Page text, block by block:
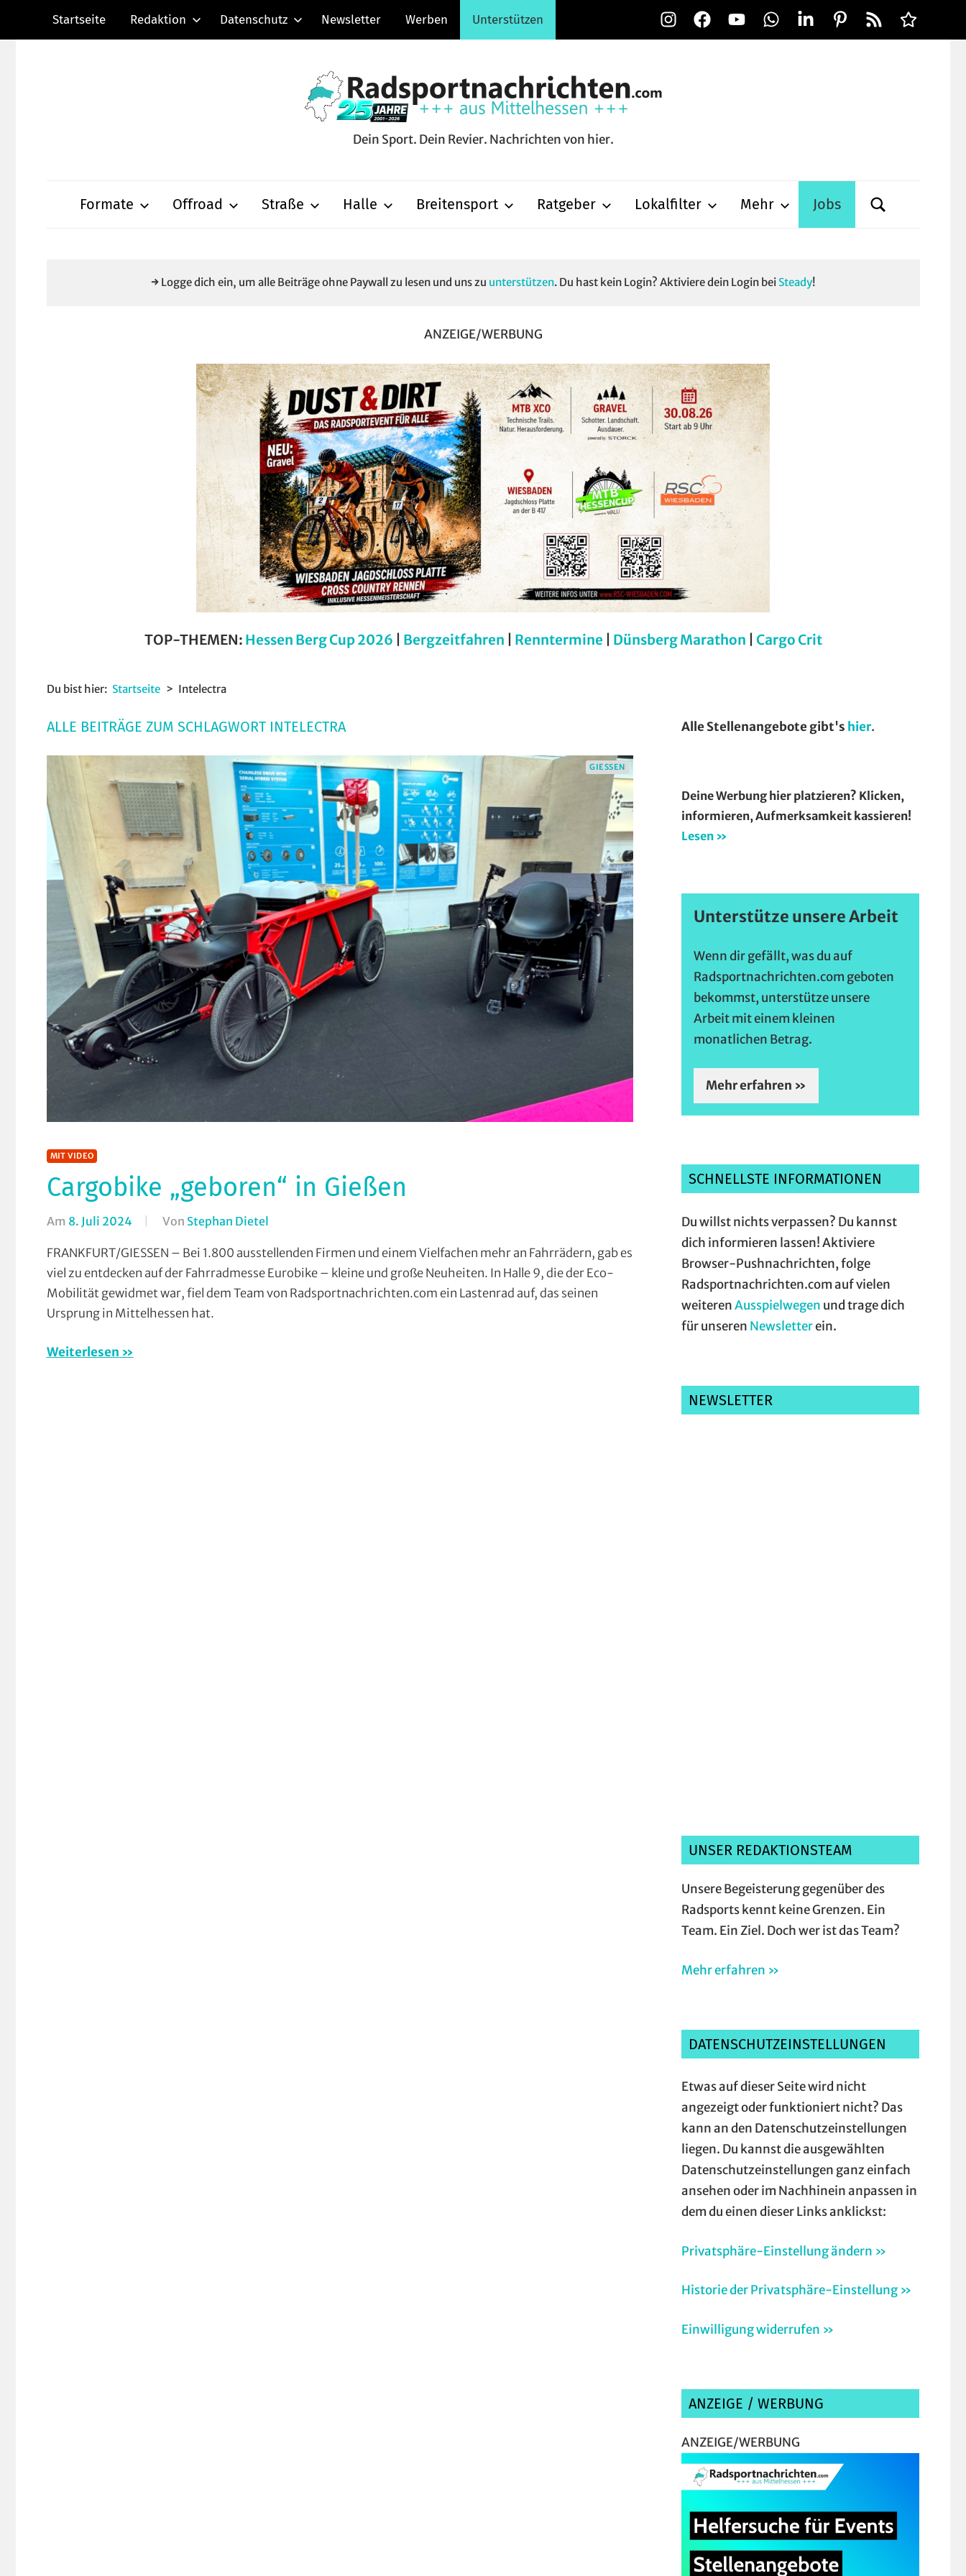
InstagramFacebookYouTubeWhatsAppLinkedInPinterest
RSS-
Feed
Alle
Startseite Redaktion Datenschutz Newsletter Werben Unterstützen
Radsportnachrichten.com
aus
Dein Sport. Dein Revier. Nachrichten von hier.
Formate Offroad Straße Halle Breitensport Ratgeber Lokalfilter Mehr Jobs
→ Logge dich ein, um alle Beiträge ohne Paywall zu lesen und uns zu unterstützen. Du hast kein Login? Aktiviere dein Login bei Steady!
ANZEIGE/WERBUNG
TOP-THEMEN: Hessen Berg Cup 2026 Bergzeitfahren Renntermine Dünsberg Marathon Cargo Crit
Du bist hier: Startseite Intelectra
ALLE BEITRÄGE ZUM SCHLAGWORT INTELECTRA
GIESSEN
MIT VIDEO
Cargobike „geboren“ in Gießen
Am 8. Juli 2024 Von Stephan Dietel
Breitensport ,
Gießen ,
Mit
FRANKFURT/GIESSEN – Bei 1.800 ausstellenden Firmen und einem Vielfachen mehr an Fahrrädern, gab es
viel zu entdecken auf der Fahrradmesse Eurobike – kleine und große Neuheiten. In Halle 9, die der Eco-
Mobilität gewidmet war, fiel dem Team von Radsportnachrichten.com ein Lastenrad auf, das seinen
Ursprung in Mittelhessen hat.
Weiterlesen
Alle Stellenangebote gibt's hier.
Deine Werbung hier platzieren? Klicken,
informieren, Aufmerksamkeit kassieren!
Lesen »
Unterstütze unsere Arbeit
Wenn dir gefällt, was du auf
Radsportnachrichten.com geboten
bekommst, unterstütze unsere
Arbeit mit einem kleinen
monatlichen Betrag.
Mehr erfahren »
SCHNELLSTE INFORMATIONEN
Du willst nichts verpassen? Du kannst
dich informieren lassen! Aktiviere
Browser-Pushnachrichten, folge
Radsportnachrichten.com auf vielen
weiterenAusspielwegen und trage dich
für unseren Newsletterein.
NEWSLETTER
UNSER REDAKTIONSTEAM
Unsere Begeisterung gegenüber des
Radsports kennt keine Grenzen. Ein
Team. Ein Ziel. Doch wer ist das Team?
Mehr erfahren »
DATENSCHUTZEINSTELLUNGEN
Etwas auf dieser Seite wird nicht
angezeigt oder funktioniert nicht? Das
kann an den Datenschutzeinstellungen
liegen. Du kannst die ausgewählten
Datenschutzeinstellungen ganz einfach
ansehen oder im Nachhinein anpassen in
dem du einen dieser Links anklickst:
Privatsphäre-Einstellung ändern »
Historie der Privatsphäre-Einstellung »
Einwilligung widerrufen »
ANZEIGE / WERBUNG
ANZEIGE/WERBUNG